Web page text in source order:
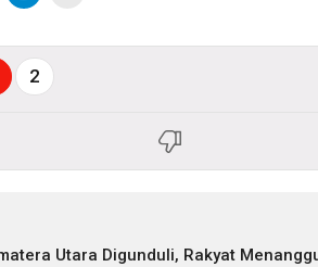
2
Utara Digunduli, Rakyat